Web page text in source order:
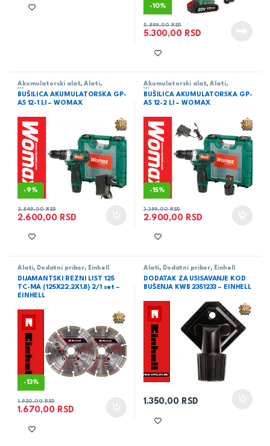
-10%
5.300,00 RSD
5.899,00RSD
Akumulatorski alat,Alati,
Womax
BUŠILICA AKUMULATORSKA GP-
AS 12-1 LI – WOMAX
-9%
2.600,00 RSD
2.849,00RSD
Akumulatorski alat,Alati,
Womax
BUŠILICA AKUMULATORSKA GP-
AS 12-2 LI – WOMAX
-15%
2.900,00 RSD
3.399,00RSD
Alati, Dodatni pribor, Einhell
DIJAMANTSKI REZNI LIST 125
TC-MA (125X22,2X1,8) 2/1 set –
EINHELL
-13%
1.670,00 RSD
1.920,00RSD
Alati, Dodatni pribor, Einhell
DODATAK ZA USISAVANJE KOD
BUŠENJA KWB 2351233 – EINHELL
1.350,00 RSD